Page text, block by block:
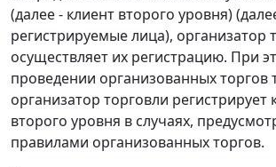
(далее - клиент второго уровня)
регистрируемые лица), организатор
осуществляет их регистрацию. При
проведении организованных торгов
организатор торговли регистрирует
второго уровня в случаях,
правилами организованных торгов.